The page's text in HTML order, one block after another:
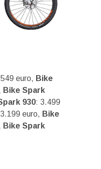
euro, Bike
Bike Spark
930: 3.499
euro, Bike
Bike Spark